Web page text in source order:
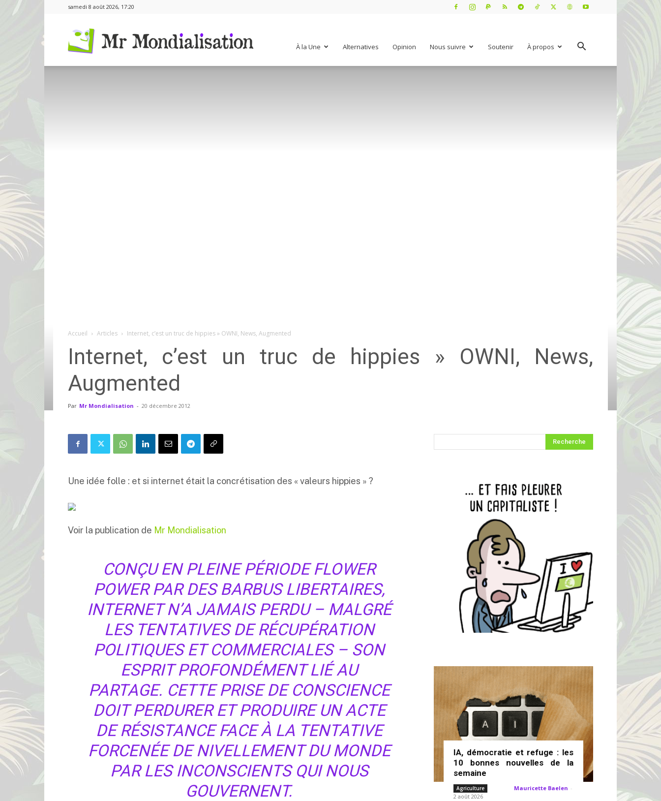
samedi 8 août 2026, 17:20
À la Une Alternatives Opinion Nous suivre Soutenir À propos
Accueil Articles Internet, c’est un truc de hippies » OWNI, News, Augmented
Internet, c’est un truc de hippies » OWNI, News,
Augmented
Par Mr Mondialisation - 20 décembre 2012
Une idée folle : et si internet était la concrétisation des « valeurs hippies » ?
Voir la publication de Mr Mondialisation
CONÇU EN PLEINE PÉRIODE FLOWER
POWER PAR DES BARBUS LIBERTAIRES,
INTERNET N’A JAMAIS PERDU – MALGRÉ
LES TENTATIVES DE RÉCUPÉRATION
POLITIQUES ET COMMERCIALES – SON
ESPRIT PROFONDÉMENT LIÉ AU
PARTAGE. CETTE PRISE DE CONSCIENCE
DOIT PERDURER ET PRODUIRE UN ACTE
DE RÉSISTANCE FACE À LA TENTATIVE
FORCENÉE DE NIVELLEMENT DU MONDE
PAR LES INCONSCIENTS QUI NOUS
GOUVERNENT.
IA, démocratie et refuge : les
10 bonnes nouvelles de la
semaine
Agriculture Mauricette Baelen -
2 août 2026